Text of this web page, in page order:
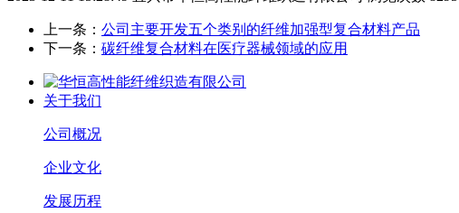
上一条： 公司主要开发五个类别的纤维加强型复合材料产品
下一条： 碳纤维复合材料在医疗器械领域的应用
关于我们
公司概况
企业文化
发展历程